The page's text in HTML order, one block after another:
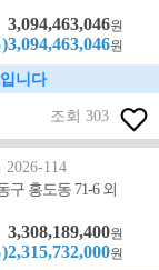
3,094,463,046원
원
니다
조회 303
114
구 홍도동 71-6 외
3,308,189,400원
원